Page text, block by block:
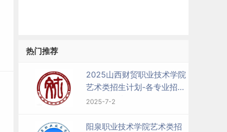
热门推荐
2025山西财贸职业技术学院
艺术类招生计划-各专业招生
人数是多少
2025-7-2
阳泉职业技术学院艺术类招